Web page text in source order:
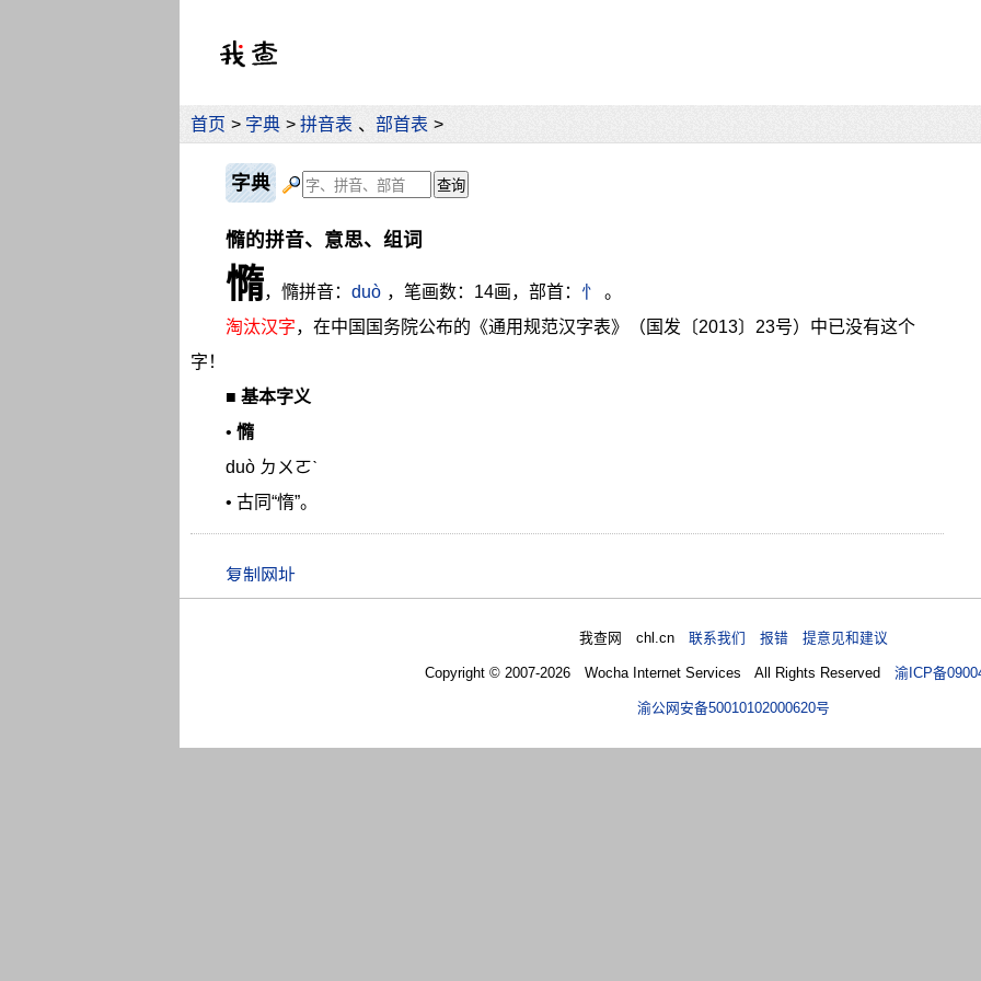
首页 > 字典 > 拼音表 、 部首表 >
字典
憜的拼音、意思、组词
憜，憜拼音： duò ，笔画数：14画，部首： 忄
。
淘汰汉字，在中国国务院公布的《通用规范汉字表》（国发〔2013〕23号）中已没有这个
字！
■ 基本字义
• 憜
duò ㄉㄨㄛˋ
• 古同“惰”。
我查网 chl.cn联系我们 报错 提意见和建议
Copyright © 2007-2026 Wocha Internet Services All Rights Reserved渝ICP备
渝公网安备50010102000620号